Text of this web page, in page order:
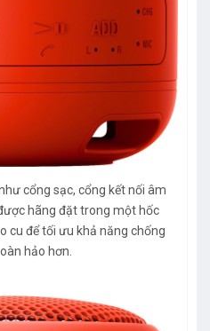
cổng sạc, cổng kết nối âm
hãng đặt trong một hốc
cu để tối ưu khả năng chống
hảo hơn.